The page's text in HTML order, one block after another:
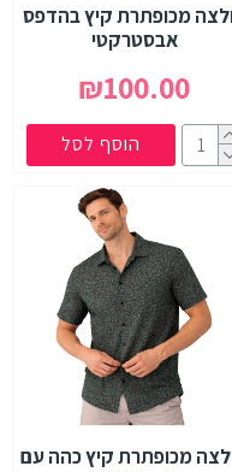
מכופתרת קיץ בהדפס
אבסטרקטי
₪100.00
הוסף לסל
מכופתרת קיץ כהה עם